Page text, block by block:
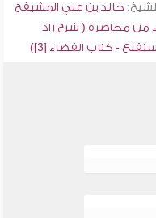
خالد بن علي المشيقح
من محاضرة ( شرح زاد
- كتاب القضاء [3])